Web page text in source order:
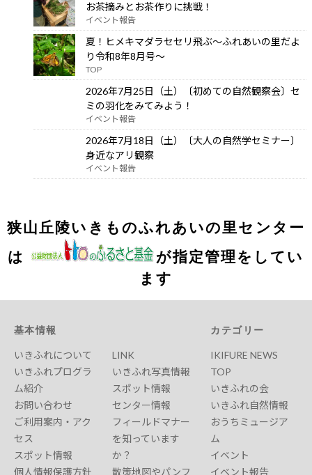
お茶摘みとお茶作りに挑戦！
イベント報告
夏！ヒメキマダラセセリ飛ぶ～ふれあいの里だよ
り令和8年8月号～
TOP
2026年7月25日（土）〔初めての自然観察会〕セ
ミの羽化をみてみよう！
イベント報告
2026年7月18日（土）〔大人の自然学セミナー〕
身近なアリ観察
イベント報告
狭山丘陵いきものふれあいの里センター
は
が指定管理をしてい
ます
基本情報
いきふれについて
いきふれプログラ
ム紹介
お問い合わせ
ご利用案内・アク
セス
スポット情報
個人情報保護方針
LINK
いきふれ写真情報
スポット情報
センター情報
フィールドマナー
を知っています
か？
散策地図やパンフ
カテゴリー
IKIFURE NEWS
TOP
いきふれの会
いきふれ自然情報
おうちミュージア
ム
イベント
イベント報告